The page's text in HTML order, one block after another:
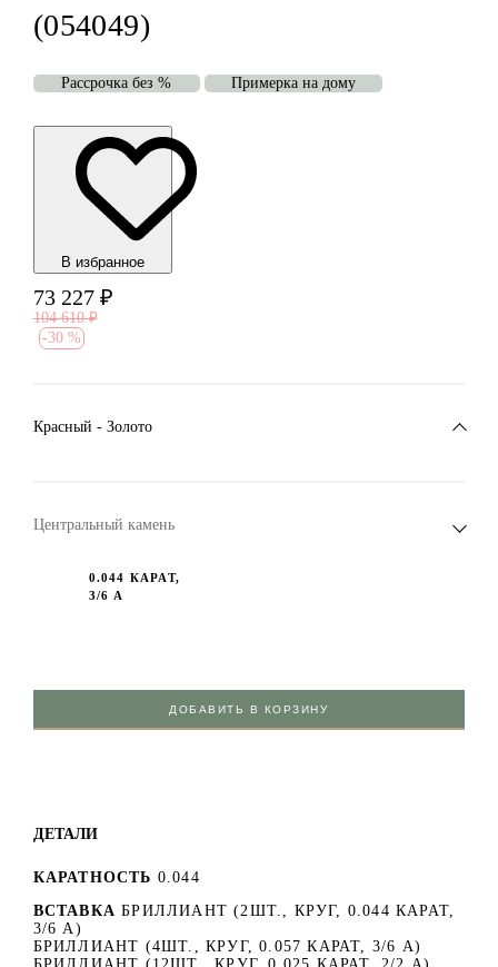
(054049)
Рассрочка без % Примерка на дому
В избранноe
73 227 ₽
104 610 ₽
-30 %
Красный - Золото
Центральный камень
0.044 КАРАТ,
3/6 А
ДОБАВИТЬ В КОРЗИНУ
ДЕТАЛИ
КАРАТНОСТЬ 0.044
ВСТАВКА БРИЛЛИАНТ (2ШТ., КРУГ, 0.044 КАРАТ,
3/6 А)
БРИЛЛИАНТ (4ШТ., КРУГ, 0.057 КАРАТ, 3/6 А)